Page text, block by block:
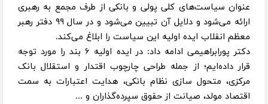
عنوان سیاست‌های کلی پولی و بانکی از طرف مجمع به رهبری
ارائه می‌شود و دلایل آن تبیین می‌شود و در سال ۹۹ دفتر رهبر
معظم انقلاب ایده اولیه این سیاست را ابلاغ می‌کند.
دکتر پورابراهیمی ادامه داد: در ایده اولیه ۶ بند را مورد توجه
قرار داده‌ایم؛ از جمله طراحی چارچوب اقتدار و استقلال بانک
مرکزی، متحول سازی نظام بانکی، هدایت اعتبارات به سمت
اقتصاد مولد، صیانت از حقوق سپرده‌گذاران و ...